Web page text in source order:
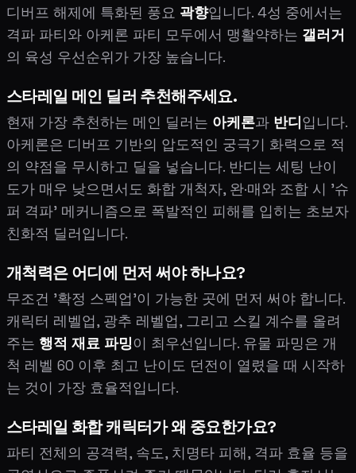
디버프 해제에 특화된 풍요 곽향입니다. 4성 중에서는
격파 파티와 아케론 파티 모두에서 맹활약하는 갤러거
의 육성 우선순위가 가장 높습니다.
스타레일 메인 딜러 추천해주세요.
현재 가장 추천하는 메인 딜러는 아케론과 반디입니다.
아케론은 디버프 기반의 압도적인 궁극기 화력으로 적
의 약점을 무시하고 딜을 넣습니다. 반디는 세팅 난이
도가 매우 낮으면서도 화합 개척자, 완·매와 조합 시 '슈
퍼 격파' 메커니즘으로 폭발적인 피해를 입히는 초보자
친화적 딜러입니다.
개척력은 어디에 먼저 써야 하나요?
무조건 '확정 스펙업'이 가능한 곳에 먼저 써야 합니다.
캐릭터 레벨업, 광추 레벨업, 그리고 스킬 계수를 올려
주는 행적 재료 파밍이 최우선입니다. 유물 파밍은 개
척 레벨 60 이후 최고 난이도 던전이 열렸을 때 시작하
는 것이 가장 효율적입니다.
스타레일 화합 캐릭터가 왜 중요한가요?
파티 전체의 공격력, 속도, 치명타 피해, 격파 효율 등을